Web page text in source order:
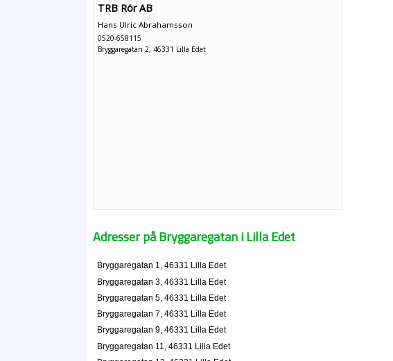
TRB Rör AB
Hans Ulric Abrahamsson
0520-658115
Bryggaregatan 2, 46331 Lilla Edet
Adresser på Bryggaregatan i Lilla Edet
Bryggaregatan 1, 46331 Lilla Edet
Bryggaregatan 3, 46331 Lilla Edet
Bryggaregatan 5, 46331 Lilla Edet
Bryggaregatan 7, 46331 Lilla Edet
Bryggaregatan 9, 46331 Lilla Edet
Bryggaregatan 11, 46331 Lilla Edet